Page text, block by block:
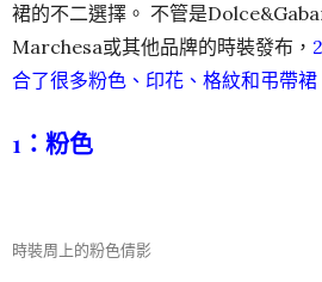
裙的不二選擇。 不管是
Marchesa或其他品牌的時裝發布，
合了很多粉色、印花、格紋和弔帶裙
1：粉色
時裝周上的粉色倩影